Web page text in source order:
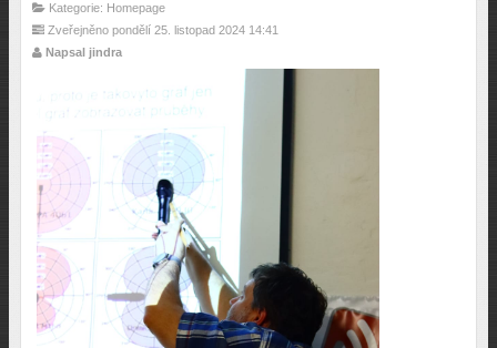
Kategorie: Homepage
Zveřejněno pondělí 25. listopad 2024 14:41
Napsal jindra